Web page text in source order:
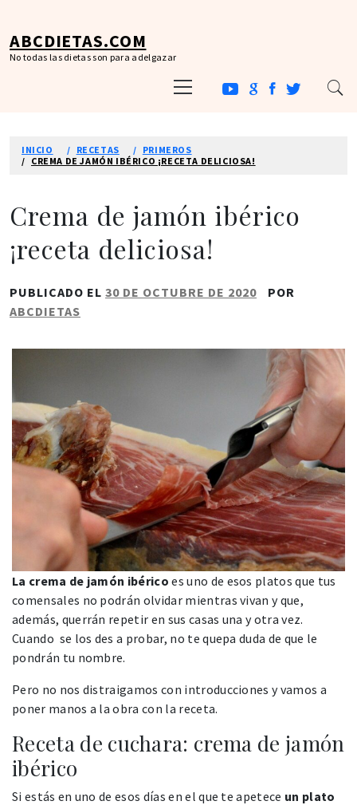
contenido
ABCDIETAS.COM
No todas las dietas son para adelgazar
principal
INICIO RECETAS
PRIMEROS
CREMA DE JAMÓN IBÉRICO ¡RECETA DELICIOSA!
Crema de jamón ibérico
¡receta deliciosa!
PUBLICADO EL 30 DE OCTUBRE DE 2020
POR
ABCDIETAS
La crema de jamón ibérico es uno de esos platos que tus
comensales no podrán olvidar mientras vivan y que,
además, querrán repetir en sus casas una y otra vez.
Cuando se los des a probar, no te quepa duda de que le
pondrán tu nombre.
Pero no nos distraigamos con introducciones y vamos a
poner manos a la obra con la receta.
Receta de cuchara: crema de jamón
ibérico
Si estás en uno de esos días en el que te apetece un plato